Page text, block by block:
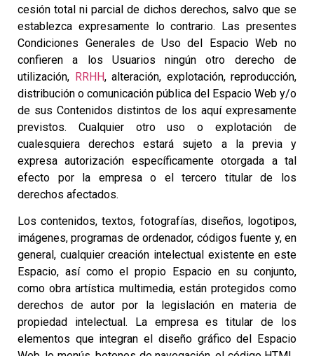
cesión total ni parcial de dichos derechos, salvo que se
establezca expresamente lo contrario. Las presentes
Condiciones Generales de Uso del Espacio Web no
confieren a los Usuarios ningún otro derecho de
utilización, RRHH, alteración, explotación, reproducción,
distribución o comunicación pública del Espacio Web y/o
de sus Contenidos distintos de los aquí expresamente
previstos. Cualquier otro uso o explotación de
cualesquiera derechos estará sujeto a la previa y
expresa autorización específicamente otorgada a tal
efecto por la empresa o el tercero titular de los
derechos afectados.
Los contenidos, textos, fotografías, diseños, logotipos,
imágenes, programas de ordenador, códigos fuente y, en
general, cualquier creación intelectual existente en este
Espacio, así como el propio Espacio en su conjunto,
como obra artística multimedia, están protegidos como
derechos de autor por la legislación en materia de
propiedad intelectual. La empresa es titular de los
elementos que integran el diseño gráfico del Espacio